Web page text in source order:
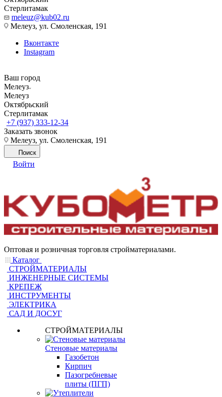
Стерлитамак
meleuz@kub02.ru
Мелеуз, ул. Смоленская, 191
Вконтакте
Instagram
Ваш город
Мелеуз
Мелеуз
Октябрьский
Стерлитамак
+7 (937) 333-12-34
Заказать звонок
Мелеуз, ул. Смоленская, 191
Поиск
Войти
Оптовая и розничная торговля стройматериалами.
Каталог
СТРОЙМАТЕРИАЛЫ
ИНЖЕНЕРНЫЕ СИСТЕМЫ
КРЕПЕЖ
ИНСТРУМЕНТЫ
ЭЛЕКТРИКА
САД И ДОСУГ
СТРОЙМАТЕРИАЛЫ
Стеновые материалы
Газобетон
Кирпич
Пазогребневые
плиты (ПГП)